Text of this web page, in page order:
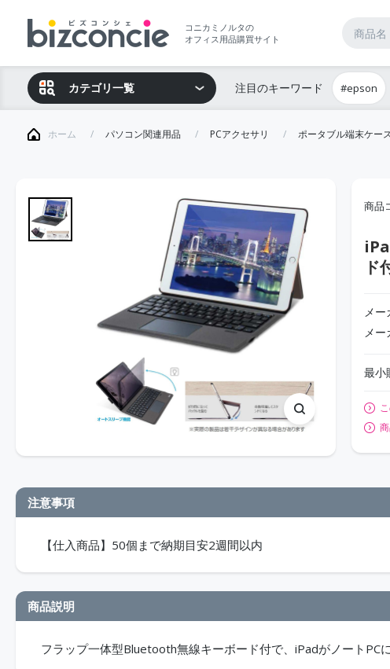
コニカミノルタの
オフィス用品購買サイト
カテゴリ一覧 注目のキーワード #epson
ホーム パソコン関連用品 PCアクセサリ ポータブル端末ケー
商品
ド
メー
メー
最小
注意事項
【仕入商品】50個まで納期目安2週間以内
商品説明
フラップ一体型Bluetooth無線キーボード付で、iPadがノートPC